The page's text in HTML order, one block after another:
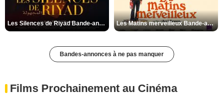
Les Silences de Riyad Bande-annonce VO STFR Les Matins merveilleux Bande-annonce VF
Bandes-annonces à ne pas manquer
Films Prochainement au Cinéma